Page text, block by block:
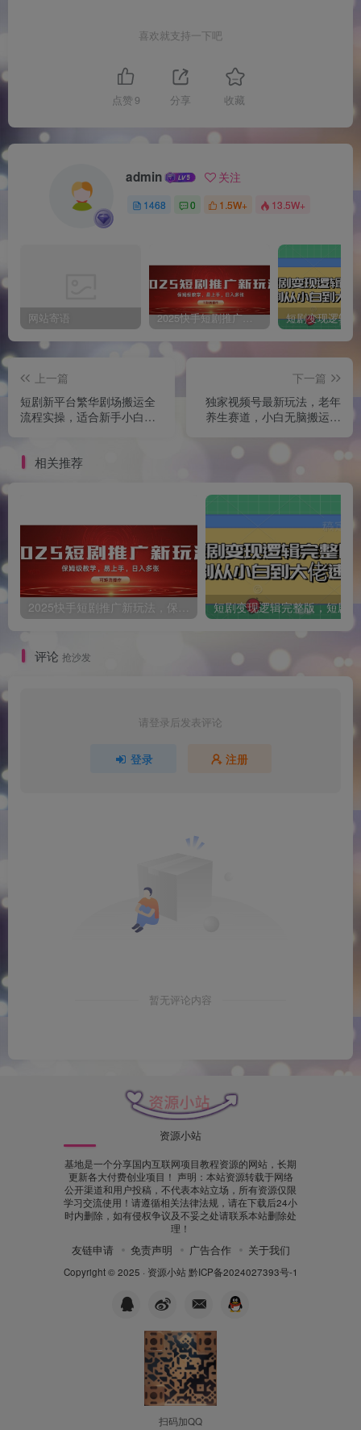
喜欢就支持一下吧
点赞 9 分享 收藏
admin 关注
1468 0 1.5W+ 13.5W+
网站寄语 2025快手短剧推广新玩法，保姆级教学，日入多张，可矩阵操作
上一篇
短剧新平台繁华剧场搬运全
流程实操，适合新手小白，
下一篇
独家视频号最新玩法，老年
养生赛道，小白无脑搬运，
相关推荐
评论 抢沙发
请登录后发表评论
登录 注册
暂无评论内容
资源小站
基地是一个分享国内互联网项目教程资源的网站，长期
更新各大付费创业项目！ 声明：本站资源转载于网络
公开渠道和用户投稿，不代表本站立场，所有资源仅限
学习交流使用！请遵循相关法律法规，请在下载后24小
时内删除，如有侵权争议及不妥之处请联系本站删除处
理！
友链申请 免责声明 广告合作 关于我们
Copyright © 2025 · 资源小站 黔ICP备2024027393号-1
扫码加QQ